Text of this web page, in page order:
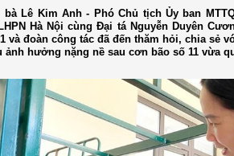
bà Lê Kim Anh - Phó Chủ tịch Ủy ban
Hà Nội cùng Đại tá Nguyễn Duyên
và đoàn công tác đã đến thăm hỏi, chia sẻ
ảnh hưởng nặng nề sau cơn bão số 11 vừa